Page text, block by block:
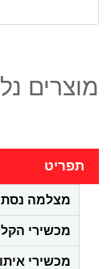
מוצרים
תפריט
מצלמה
מכשירי
מכשירי